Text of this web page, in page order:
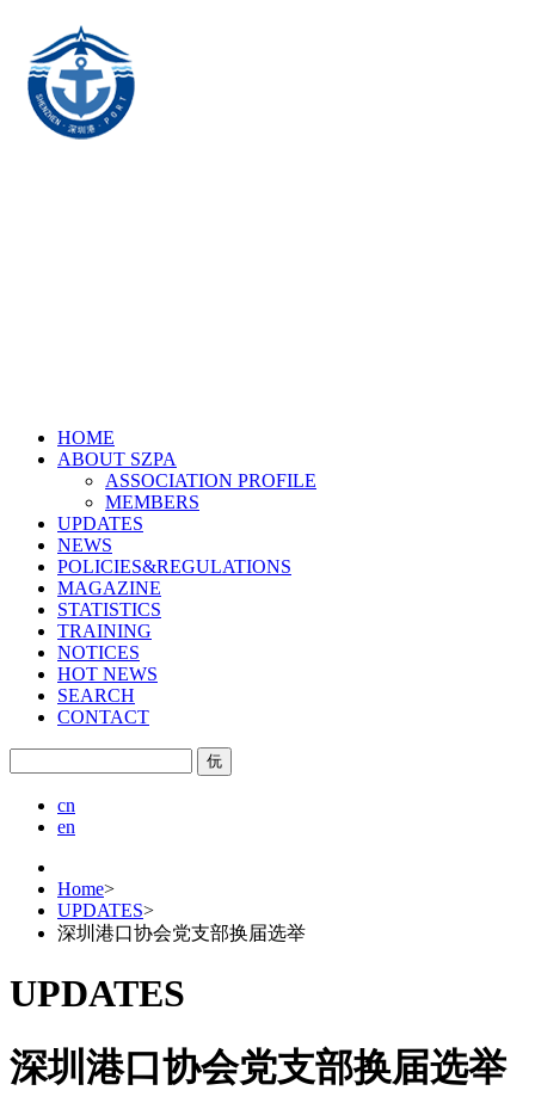
HOME
ABOUT SZPA
ASSOCIATION PROFILE
MEMBERS
UPDATES
NEWS
POLICIES&REGULATIONS
MAGAZINE
STATISTICS
TRAINING
NOTICES
HOT NEWS
SEARCH
CONTACT
㐾
cn
en
Home>
UPDATES>
深圳港口协会党支部换届选举
UPDATES
深圳港口协会党支部换届选举